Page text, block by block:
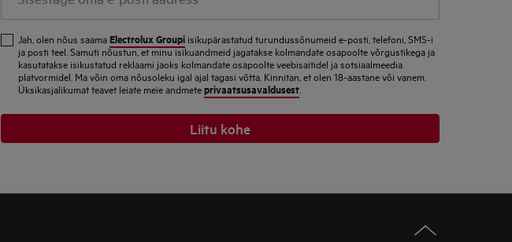
oma
posti
aadress
Jah, olen nõus saama Electrolux Groupi isikupärastatud turundussõnumeid e-posti, telefoni, SMS-i
ja posti teel. Samuti nõustun, et minu isikuandmeid jagatakse kolmandate osapoolte võrgustikega ja
kasutatakse isikustatud reklaami jaoks kolmandate osapoolte veebisaitidel ja sotsiaalmeedia
platvormidel. Ma võin oma nõusoleku igal ajal tagasi võtta. Kinnitan, et olen 18-aastane või vanem.
Üksikasjalikumat teavet leiate meie andmeteprivaatsusavaldusest
Liitu kohe